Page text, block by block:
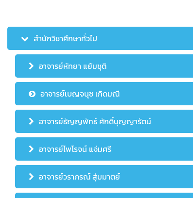
สำนักวิชาศึกษาทั่วไป
อาจารย์หัทยา แย้มชุติ
อาจารย์เบญจนุช เกิดมณี
อาจารย์ธัญญพัทธ์ ศักดิ์บุญญารัตน์
อาจารย์ไพโรจน์ แจ่มศรี
อาจารย์วราภรณ์ สุ่มมาตย์